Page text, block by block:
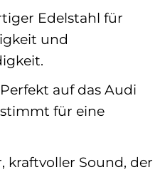
Edelstahl für
und
auf das Audi
für eine
kraftvoller Sound, der